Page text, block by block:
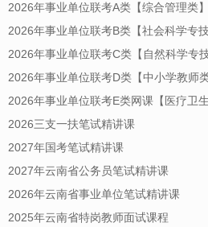
2026年事业单位联考A类【综合管理类】
2026年事业单位联考B类【社会科学专技
2026年事业单位联考C类【自然科学专技
2026年事业单位联考D类【中小学教师类
2026年事业单位联考E类网课【医疗卫生
2026三支一扶笔试精讲课
2027年国考笔试精讲课
2027年云南省公务员笔试精讲课
2026年云南省事业单位笔试精讲课
2025年云南省特岗教师面试课程